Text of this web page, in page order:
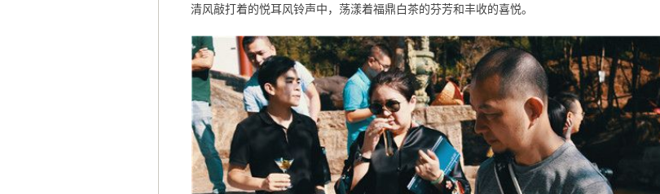
清风敲打着的悦耳风铃声中，荡漾着福鼎白茶的芬芳和丰收的喜悦。